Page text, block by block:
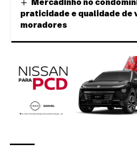
praticidade e qualidade de
moradores